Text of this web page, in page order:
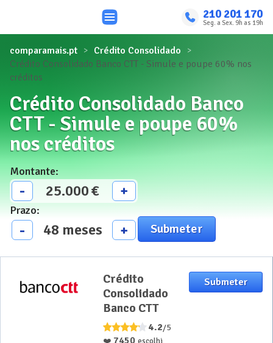
210 201 170
Seg. a Sex. 9h as 19h
comparamais.pt
Crédito Consolidado
Crédito Consolidado Banco CTT - Simule e poupe 60% nos
créditos
Crédito Consolidado Banco
CTT - Simule e poupe 60%
nos créditos
Montante:
- 25.000€ +
Prazo:
- 48 meses + Submeter
Crédito
Consolidado
Banco CTT
Crédito
Consolidado
Banco CTT
4.2/5
Submeter